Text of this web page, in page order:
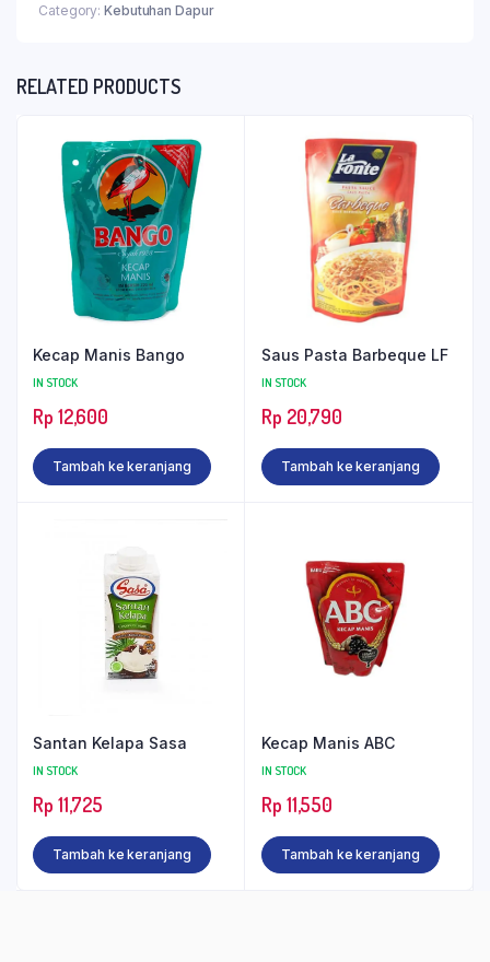
Category: Kebutuhan Dapur
RELATED PRODUCTS
Kecap Manis Bango
IN STOCK
Rp 12,600
Tambah ke keranjang
Saus Pasta Barbeque LF
IN STOCK
Rp 20,790
Tambah ke keranjang
Santan Kelapa Sasa
IN STOCK
Rp 11,725
Tambah ke keranjang
Kecap Manis ABC
IN STOCK
Rp 11,550
Tambah ke keranjang